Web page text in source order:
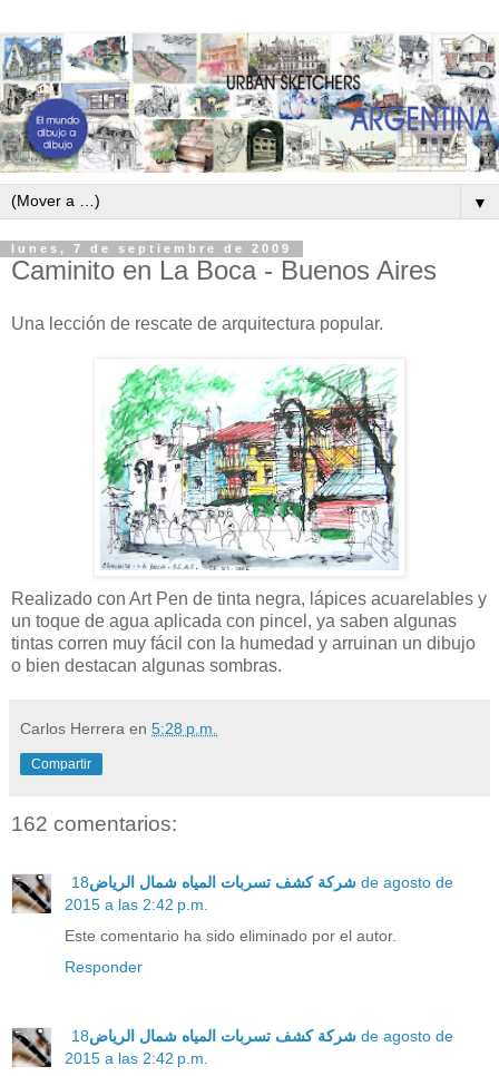
▼
lunes, 7 de septiembre de 2009
Caminito en La Boca - Buenos Aires
Una lección de rescate de arquitectura popular.
Realizado con Art Pen de tinta negra, lápices acuarelables y
un toque de agua aplicada con pincel, ya saben algunas
tintas corren muy fácil con la humedad y arruinan un dibujo
o bien destacan algunas sombras.
Carlos Herrera en 5:28 p.m.
Compartir
162 comentarios:
شركة كشف تسربات المياه شمال الرياض18 de agosto de
2015 a las 2:42 p.m.
Este comentario ha sido eliminado por el autor.
Responder
شركة كشف تسربات المياه شمال الرياض18 de agosto de
2015 a las 2:42 p.m.